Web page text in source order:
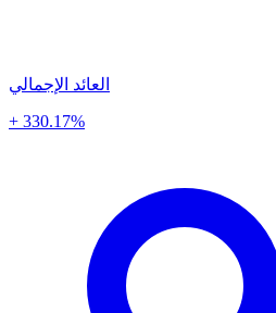
العائد الإجمالي
+ 330.17%